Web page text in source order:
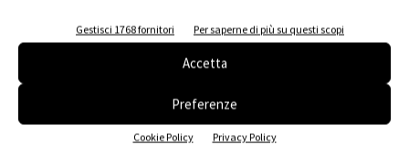
Gestisci 1768 fornitori Per saperne di più su questi scopi
Accetta
Preferenze
Cookie Policy Privacy Policy